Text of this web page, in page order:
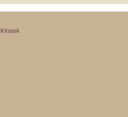
Kinouk